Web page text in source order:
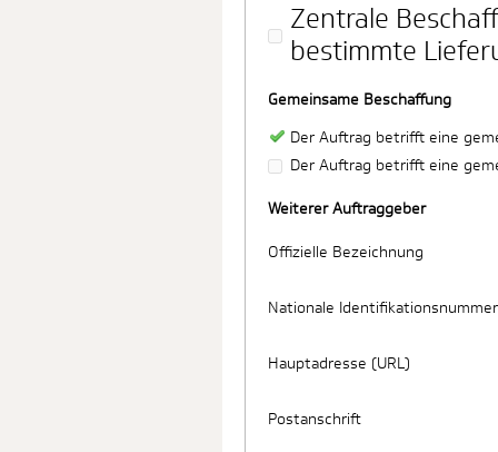
Zentrale
bestimmte
Gemeinsame Beschaffung
Der Auftrag betrifft eine
Der Auftrag betrifft eine
Weiterer Auftraggeber
Offizielle Bezeichnung
Nationale Identifikationsnummer
Hauptadresse (URL)
Postanschrift